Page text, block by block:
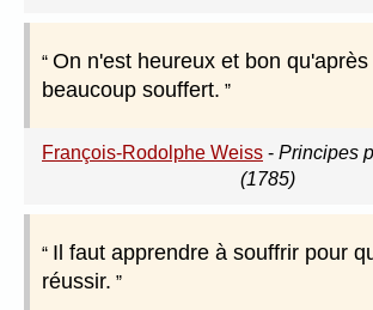
On n'est heureux et bon
beaucoup souffert.
François-Rodolphe Weiss - Principes
(1785)
Il faut apprendre à souffrir pour
réussir.